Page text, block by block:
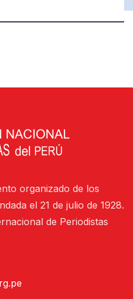
organizado de los
el 21 de julio de 1928.
de Periodistas